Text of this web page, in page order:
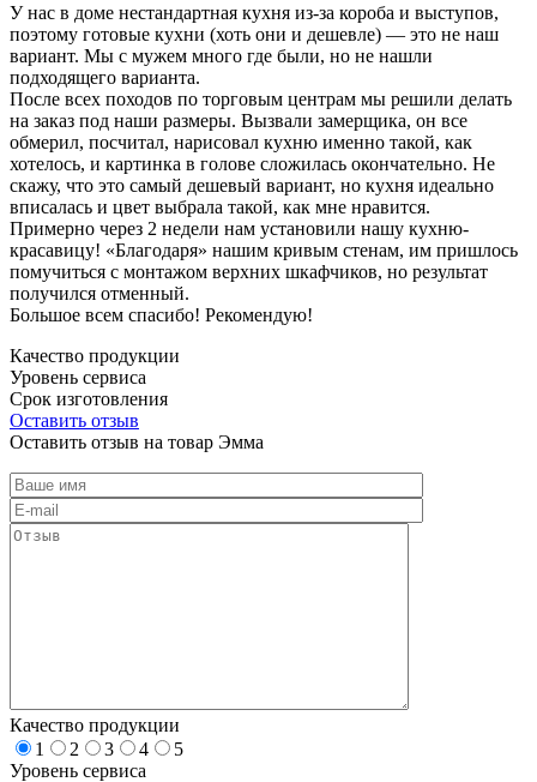
У нас в доме нестандартная кухня из-за короба и выступов,
поэтому готовые кухни (хоть они и дешевле) — это не наш
вариант. Мы с мужем много где были, но не нашли
подходящего варианта.
После всех походов по торговым центрам мы решили делать
на заказ под наши размеры. Вызвали замерщика, он все
обмерил, посчитал, нарисовал кухню именно такой, как
хотелось, и картинка в голове сложилась окончательно. Не
скажу, что это самый дешевый вариант, но кухня идеально
вписалась и цвет выбрала такой, как мне нравится.
Примерно через 2 недели нам установили нашу кухню-
красавицу! «Благодаря» нашим кривым стенам, им пришлось
помучиться с монтажом верхних шкафчиков, но результат
получился отменный.
Большое всем спасибо! Рекомендую!
Качество продукции
Уровень сервиса
Срок изготовления
Оставить отзыв
Оставить отзыв на товар Эмма
Качество продукции
1
2 3 4
5
Уровень сервиса